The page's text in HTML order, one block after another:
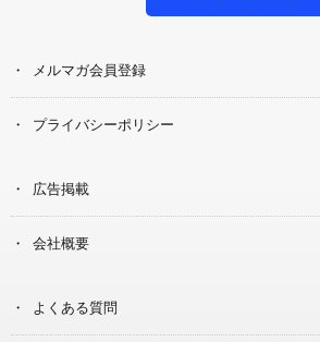
メルマガ会員登録
プライバシーポリシー
広告掲載
会社概要
よくある質問